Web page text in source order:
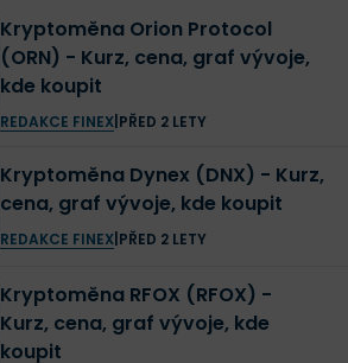
Kryptoměna Orion Protocol
(ORN) - Kurz, cena, graf vývoje,
kde koupit
REDAKCE FINEX| PŘED 2 LETY
Kryptoměna Dynex (DNX) - Kurz,
cena, graf vývoje, kde koupit
REDAKCE FINEX| PŘED 2 LETY
Kryptoměna RFOX (RFOX) -
Kurz, cena, graf vývoje, kde
koupit